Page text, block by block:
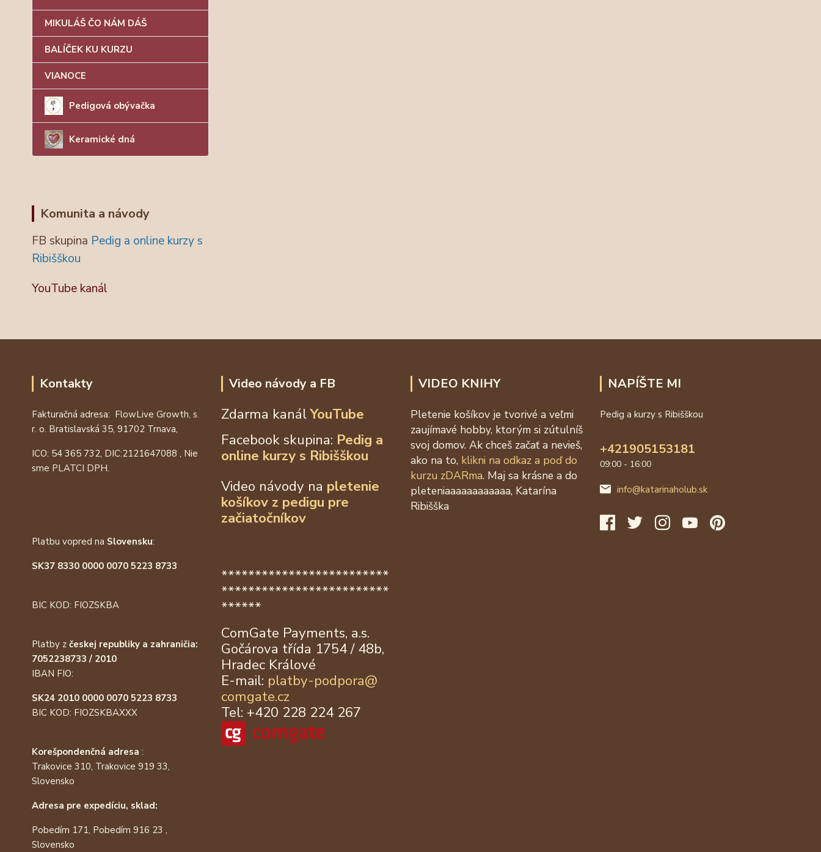
MIKULÁŠ ČO NÁM DÁŠ
BALÍČEK KU KURZU
VIANOCE
Pedigová obývačka
Keramické dná
Komunita a návody
FB skupina Pedig a online kurzy s
Ribišškou
YouTube kanál
Kontakty
Fakturačná adresa: FlowLive Growth, s.
r. o. Bratislavská 35, 91702 Trnava,
ICO: 54 365 732, DIC:2121647088 , Nie
sme PLATCI DPH.
Platbu vopred na Slovensku:
SK37 8330 0000 0070 5223 8733
BIC KOD: FIOZSKBA
Platby z českej republiky a zahraničia:
7052238733 / 2010
IBAN FIO:
SK24 2010 0000 0070 5223 8733
BIC KOD: FIOZSKBAXXX
Korešpondenčná adresa :
Trakovice 310, Trakovice 919 33,
Slovensko
Adresa pre expedíciu, sklad:
Pobedím 171, Pobedím 916 23 ,
Slovensko
Video návody a FB
Zdarma kanálYouTube
Facebook skupina: Pedig a
online kurzy s Ribišškou
Video návody na pletenie
košíkov z pedigu pre
začiatočníkov
*************************
*************************
******
ComGate Payments, a.s.
Gočárova třída 1754 / 48b,
Hradec Králové
E-mail: platby-podpora@
comgate.cz
Tel: +420 228 224 267
VIDEO KNIHY
Pletenie košíkov je tvorivé a veľmi
zaujímavé hobby, ktorým si zútulníš
svoj domov. Ak chceš začať a nevieš,
ako na to, klikni na odkaz a poď do
kurzu zDARma. Maj sa krásne a do
pleteniaaaaaaaaaaaa, Katarína
Ribišška
NAPÍŠTE MI
Pedig a kurzy s Ribišškou
+421905153181
09:00 - 16:00
info@katarinaholub.sk